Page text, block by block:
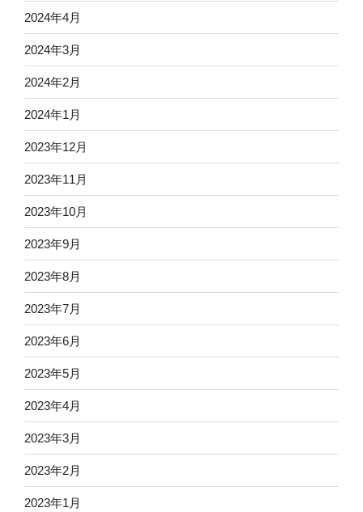
2024年4月
2024年3月
2024年2月
2024年1月
2023年12月
2023年11月
2023年10月
2023年9月
2023年8月
2023年7月
2023年6月
2023年5月
2023年4月
2023年3月
2023年2月
2023年1月